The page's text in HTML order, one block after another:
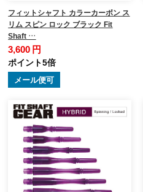
フィットシャフト カラーカーボン ス
リム スピン ロック ブラック Fit
Shaft …
3,600 円
ポイント5倍
メール便可